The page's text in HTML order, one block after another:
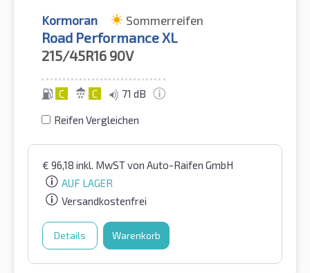
Kormoran Sommerreifen
Road Performance XL
215/45R16 90V
C C 71 dB
Reifen Vergleichen
€ 96,18 inkl. MwSTvon Auto-Raifen GmbH
AUF LAGER
Versandkostenfrei
Details Warenkorb